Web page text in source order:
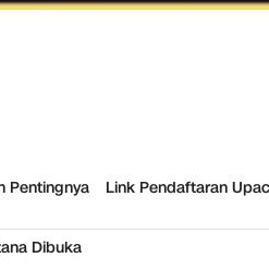
Pentingnya
Link Pendaftaran
Dibuka